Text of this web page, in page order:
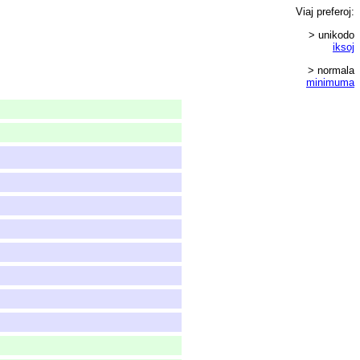
Viaj preferoj:
> unikodo
iksoj
> normala
minimuma